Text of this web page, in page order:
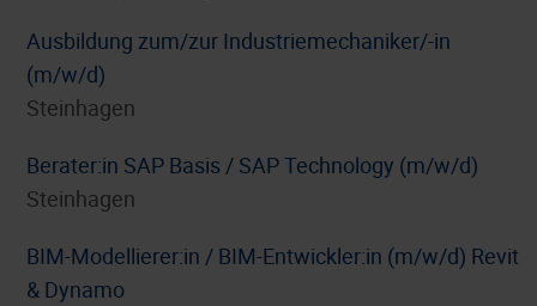
Ausbildung zum/zur Industriemechaniker/-in
(m/w/d)
Steinhagen
Berater:in SAP Basis / SAP Technology (m/w/d)
Steinhagen
BIM-Modellierer:in / BIM-Entwickler:in (m/w/d) Revit
& Dynamo